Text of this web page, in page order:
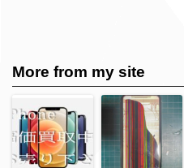
More from my site